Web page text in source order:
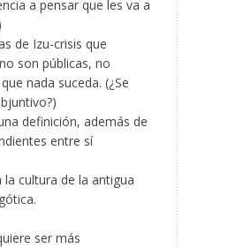
a pensar que les va a
de Izu-crisis que
son públicas, no
nada suceda. (¿Se
definición, además de
entre sí
la cultura de la antigua
ser más